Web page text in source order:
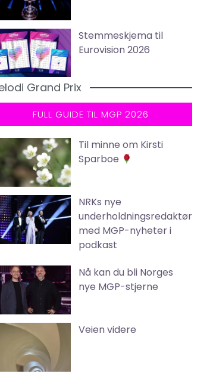
Stemmeskjema til
Eurovision 2026
Grand Prix
FULL GUIDE TIL MGP 2026
Til minne om Kirsti
Sparboe
NRKs nye
underholdningsredaktør
med MGP-nyheter i
podkast
Nå kan du bli Norges
nye MGP-stjerne
Veien videre